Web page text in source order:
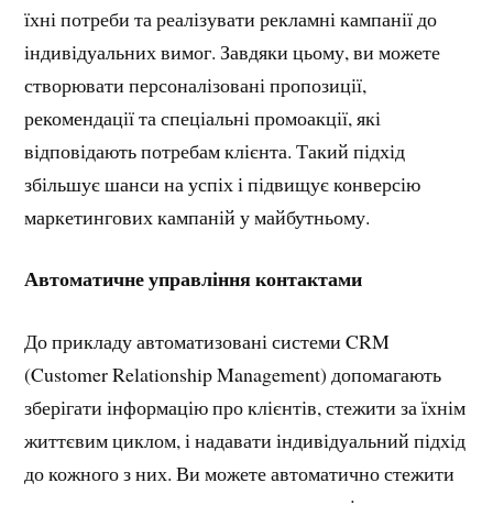
їхні потреби та реалізувати рекламні кампанії до
індивідуальних вимог. Завдяки цьому, ви можете
створювати персоналізовані пропозиції,
рекомендації та спеціальні промоакції, які
відповідають потребам клієнта. Такий підхід
збільшує шанси на успіх і підвищує конверсію
маркетингових кампаній у майбутньому.
Автоматичне управління контактами
До прикладу автоматизовані системи CRM
(Customer Relationship Management) допомагають
зберігати інформацію про клієнтів, стежити за їхнім
життєвим циклом, і надавати індивідуальний підхід
до кожного з них. Ви можете автоматично стежити